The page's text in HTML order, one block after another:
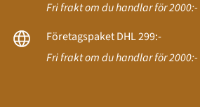
Fri frakt om du handlar för 2000:-
Företagspaket DHL 299:-
Fri frakt om du handlar för 2000:-